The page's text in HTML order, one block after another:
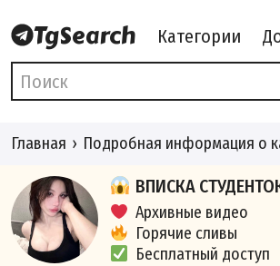
Категории
Главная Подробная информация о
ВПИСКА
Архивные видео
Горячие сливы
Бесплатный доступ